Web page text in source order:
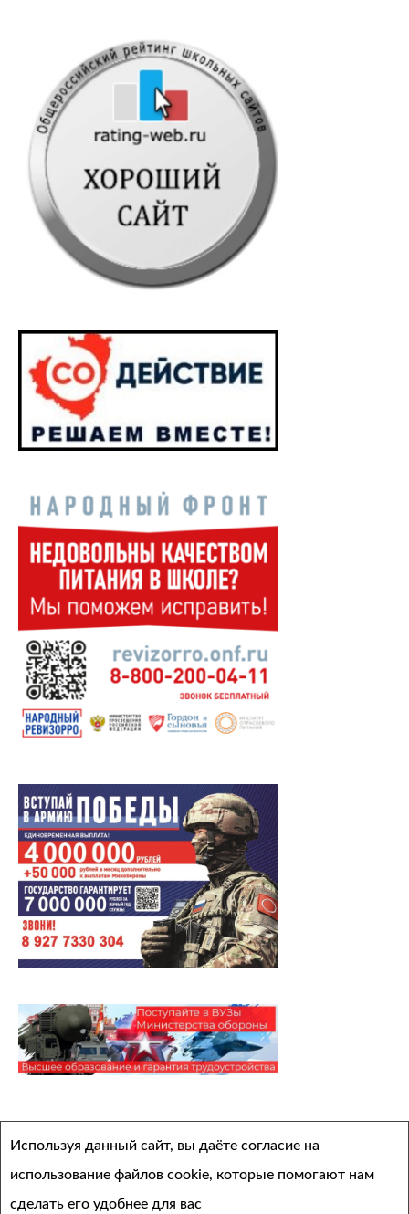
Архивы
Выберите месяц
Используя данный сайт, вы даёте согласие на
использование файлов cookie, которые помогают нам
сделать его удобнее для вас